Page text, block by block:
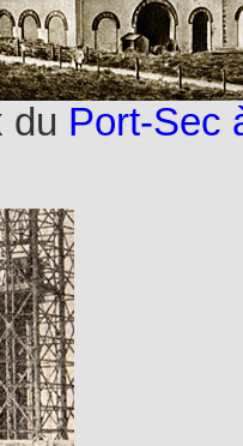
du Port-Sec